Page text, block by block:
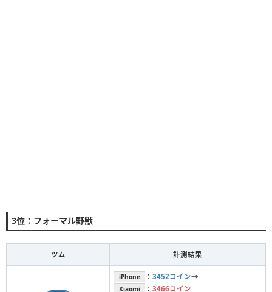
3位：フォーマル野獣
ツム 計測結果
iPhone ： 3452コイン→
Xiaomi ： 3466コイン